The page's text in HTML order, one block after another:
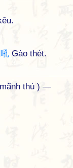
吼 Gào thét.
thú ) —